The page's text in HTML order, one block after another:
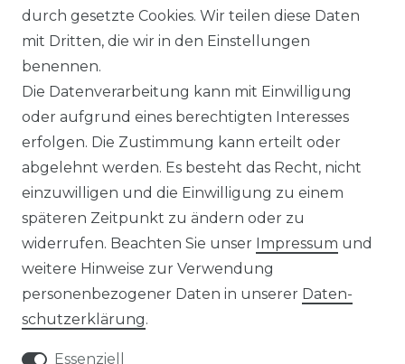
HERSTELLER
REFERENZEN
Widerrufs­recht
durch gesetzte Cookies. Wir teilen diese Daten
mit Dritten, die wir in den Einstellungen
benennen.
Die Datenverarbeitung kann mit Einwilligung
oder aufgrund eines berechtigten Interesses
erfolgen. Die Zustimmung kann erteilt oder
abgelehnt werden. Es besteht das Recht, nicht
einzuwilligen und die Einwilligung zu einem
späteren Zeitpunkt zu ändern oder zu
widerrufen. Beachten Sie unser Impressum und
weitere Hinweise zur Verwendung
personenbezogener Daten in unserer Daten­
schutz­erklärung.
Essenziell